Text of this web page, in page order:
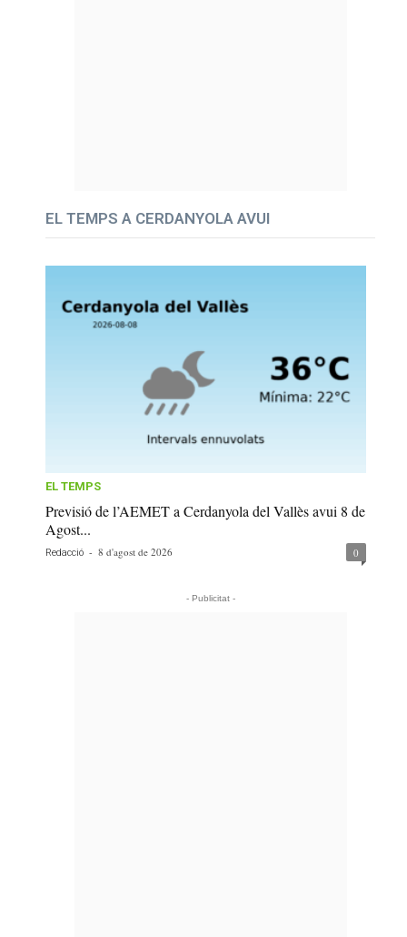
EL TEMPS A CERDANYOLA AVUI
EL TEMPS
Previsió de l’AEMET a Cerdanyola del Vallès avui 8 de
Agost...
Redacció - 8 d'agost de 2026 0
- Publicitat -